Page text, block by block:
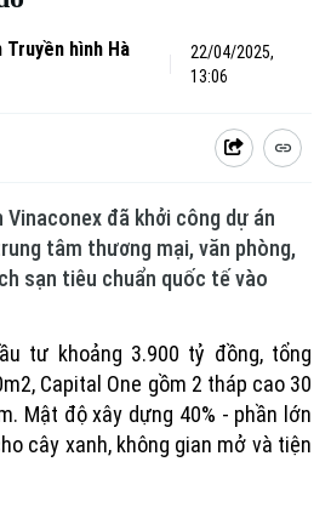
Truyền hình Hà
22/04/2025,
13:06
đã khởi công dự án
tâm thương mại, văn phòng,
sạn tiêu chuẩn quốc tế vào
tư khoảng 3.900 tỷ đồng, tổng
Capital One gồm 2 tháp cao 30
Mật độ xây dựng 40% - phần lớn
cây xanh, không gian mở và tiện